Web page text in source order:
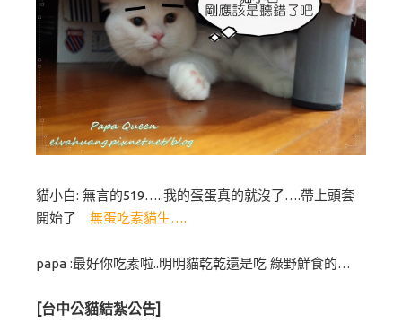
貓小白: 無言的519…..我的蛋蛋真的就沒了….帶上頭套
開始了
無蛋吃素貓生….
papa :最好你吃素啦..明明貓乾乾還是吃 綠野鮮食的…
[台中公貓結紮公告]